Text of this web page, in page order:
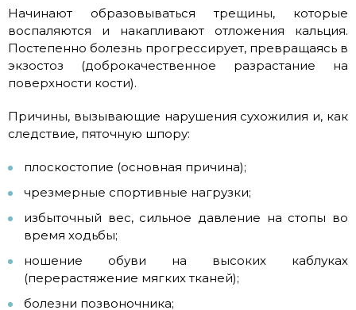
Начинают образовываться трещины, которые
воспаляются и накапливают отложения кальция.
Постепенно болезнь прогрессирует, превращаясь в
экзостоз (доброкачественное разрастание на
поверхности кости).
Причины, вызывающие нарушения сухожилия и, как
следствие, пяточную шпору:
плоскостопие (основная причина);
чрезмерные спортивные нагрузки;
избыточный вес, сильное давление на стопы во
время ходьбы;
ношение обуви на высоких каблуках
(перерастяжение мягких тканей);
болезни позвоночника;